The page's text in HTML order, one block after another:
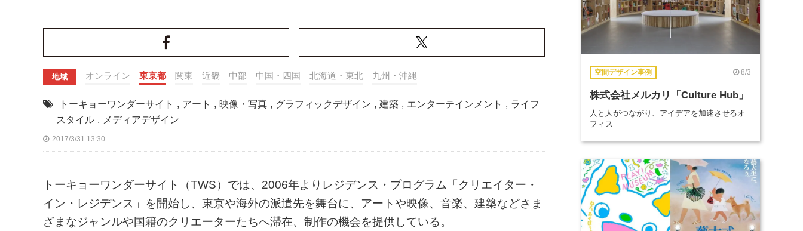
地域 オンライン 東京都 関東 近畿 中部 中国・四国 北海道・東北 九州・沖縄
トーキョーワンダーサイト , アート , 映像・写真 , グラフィックデザイン , 建築 , エンターテインメント , ライフ
スタイル , メディアデザイン
2017/3/31 13:30
トーキョーワンダーサイト（TWS）では、2006年よりレジデンス・プログラム「クリエイター・
イン・レジデンス」を開始し、東京や海外の派遣先を舞台に、アートや映像、音楽、建築などさま
ざまなジャンルや国籍のクリエーターたちへ滞在、制作の機会を提供している。
空間デザイン事例 8/3
株式会社メルカリ「Culture Hub」
人と人がつながり、アイデアを加速させるオ
フィス